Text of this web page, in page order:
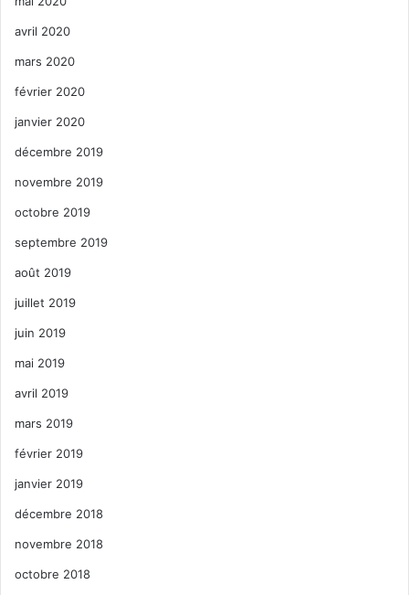
avril 2020
mars 2020
février 2020
janvier 2020
décembre 2019
novembre 2019
octobre 2019
septembre 2019
août 2019
juillet 2019
juin 2019
mai 2019
avril 2019
mars 2019
février 2019
janvier 2019
décembre 2018
novembre 2018
octobre 2018